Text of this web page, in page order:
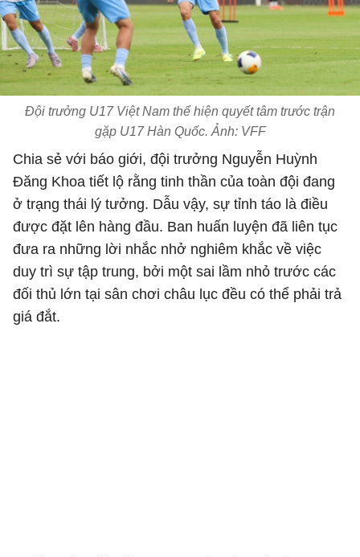
Đội trưởng U17 Việt Nam thể hiện quyết tâm trước trận
gặp U17 Hàn Quốc. Ảnh: VFF
Chia sẻ với báo giới, đội trưởng Nguyễn Huỳnh
Đăng Khoa tiết lộ rằng tinh thần của toàn đội đang
ở trạng thái lý tưởng. Dẫu vậy, sự tỉnh táo là điều
được đặt lên hàng đầu. Ban huấn luyện đã liên tục
đưa ra những lời nhắc nhở nghiêm khắc về việc
duy trì sự tập trung, bởi một sai lầm nhỏ trước các
đối thủ lớn tại sân chơi châu lục đều có thể phải trả
giá đắt.